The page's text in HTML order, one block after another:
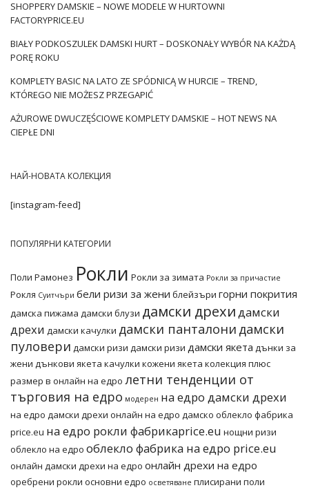
SHOPPERY DAMSKIE – NOWE MODELE W HURTOWNI
FACTORYPRICE.EU
BIAŁY PODKOSZULEK DAMSKI HURT – DOSKONAŁY WYBÓR NA KAŻDĄ
PORĘ ROKU
KOMPLETY BASIC NA LATO ZE SPÓDNICĄ W HURCIE – TREND,
KTÓREGO NIE MOŻESZ PRZEGAPIĆ
AŻUROWE DWUCZĘŚCIOWE KOMPLETY DAMSKIE – HOT NEWS NA
CIEPŁE DNI
НАЙ-НОВАТА КОЛЕКЦИЯ
[instagram-feed]
ПОПУЛЯРНИ КАТЕГОРИИ
Поли Рамонез Рокли Рокли за зимата Рокли за причастие
Рокля Суитчъри бели ризи за жени блейзъри горни покрития
дамска пижама дамски блузи дамски дрехидамски
дрехи дамски качулки дамски панталони дамски
пуловери дамски ризи дамски ризи дамски якета дънки за
жени дънкови якета качулки кожени якета колекция плюс
размер в онлайн на едро летни тенденции от
търговия на едро модерен на едро дамски дрехи
на едро дамски дрехи онлайн на едро дамско облекло фабрика
price.eu на едро рокли фабрикаprice.eu нощни ризи
облекло на едро облекло фабрика на едро price.eu
онлайн дамски дрехи на едро онлайн дрехи на едро
оребрени рокли основни едро осветяване плисирани поли